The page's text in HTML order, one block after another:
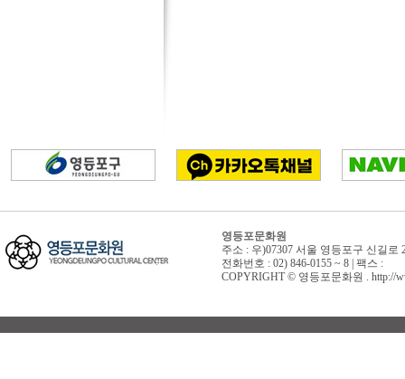
영등포문화원
주소 : 우)07307 서울 영등포구 신길
전화번호 : 02) 846-0155 ~ 8 | 팩스 :
COPYRIGHT © 영등포문화원 . http://